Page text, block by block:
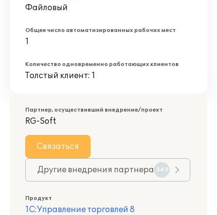
Файловый
Общее число автоматизированных рабочих мест
1
Количество одновременно работающих клиентов
Толстый клиент: 1
Партнер, осуществивший внедрение/проект
RG-Soft
Связаться
Другие внедрения партнера 343
Продукт
1С:Управление торговлей 8